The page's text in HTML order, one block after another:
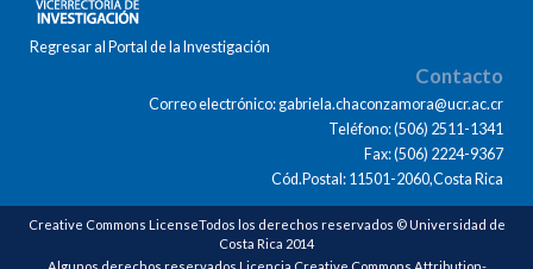
Regresar al Portal de la Investigación
Contacto
Correo electrónico: gabriela.chaconzamora@ucr.ac.cr
Teléfono: (506) 2511-1341
Fax: (506) 2224-9367
Cód.Postal: 11501-2060,Costa Rica
Creative Commons LicenseTodos los derechos reservados © Universidad de
Costa Rica 2014